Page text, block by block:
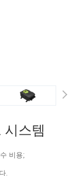
시스템
비용;
.